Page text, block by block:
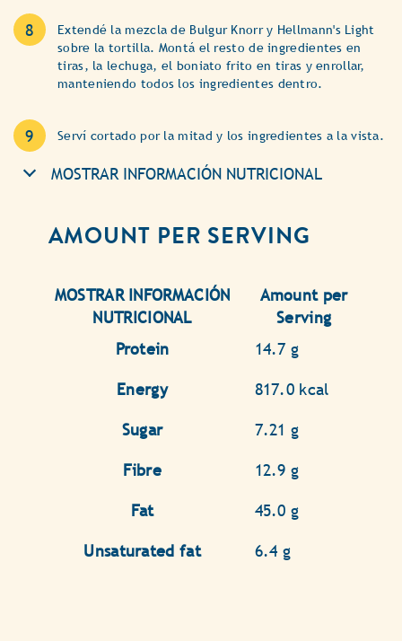
Extendé la mezcla de Bulgur Knorr y Hellmann's Light
sobre la tortilla. Montá el resto de ingredientes en
tiras, la lechuga, el boniato frito en tiras y enrollar,
manteniendo todos los ingredientes dentro.
Serví cortado por la mitad y los ingredientes a la vista.
MOSTRAR INFORMACIÓN NUTRICIONAL
AMOUNT PER SERVING
MOSTRAR INFORMACIÓN
NUTRICIONAL
Amount per
Serving
Protein
14.7 g
Energy 817.0 kcal
Sugar 7.21 g
Fibre 12.9 g
Fat 45.0 g
Unsaturated fat 6.4 g